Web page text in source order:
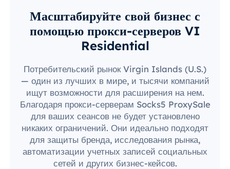
Масштабируйте свой бизнес с
помощью прокси-серверов VI
Residential
Потребительский рынок Virgin Islands (U.S.)
— один из лучших в мире, и тысячи компаний
ищут возможности для расширения на нем.
Благодаря прокси-серверам Socks5 ProxySale
для ваших сеансов не будет установлено
никаких ограничений. Они идеально подходят
для защиты бренда, исследования рынка,
автоматизации учетных записей социальных
сетей и других бизнес-кейсов.